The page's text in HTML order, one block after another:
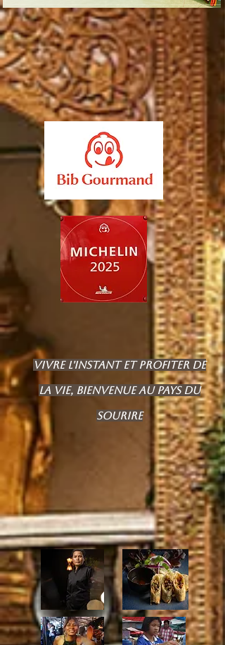
VIVRE L'INSTANT ET PROFITER DE
LA VIE, BIENVENUE AU PAYS DU
SOURIRE